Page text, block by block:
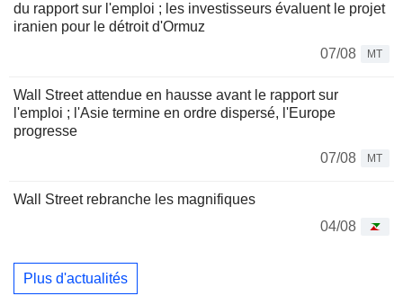
du rapport sur l'emploi ; les investisseurs évaluent le projet
iranien pour le détroit d'Ormuz
07/08
MT
Wall Street attendue en hausse avant le rapport sur
l'emploi ; l'Asie termine en ordre dispersé, l'Europe
progresse
07/08
MT
Wall Street rebranche les magnifiques
04/08
Plus d'actualités